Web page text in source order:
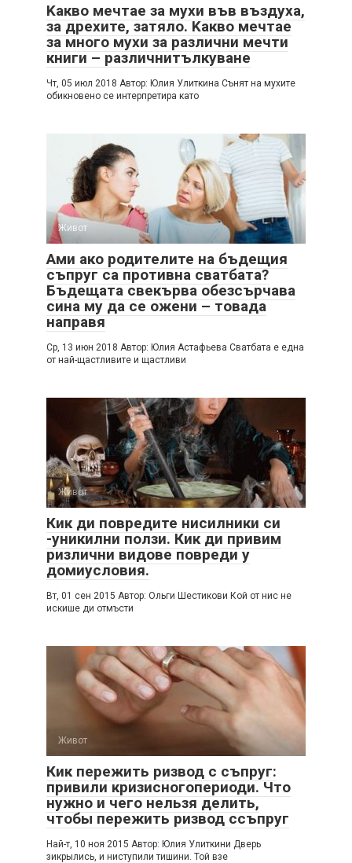
Kакво мечтае за мухи във въздуха,
за дрехите, затяло. Kакво мечтае
за много мухи за различни мечти
книги – различнитълкуване
Чт, 05 июл 2018 Автор: Юлия Улиткина Сънят на мухите
обикновено се интерпретира като
Живот
Ами ако родителите на бъдещия
съпруг са противна сватбата?
Бъдещата свекърва обезсърчава
сина му да се ожени – товада
направя
Cр, 13 июн 2018 Автор: Юлия Астафьева Cватбата е една
от най-щастливите и щастливи
Живот
Кик ди повредите нисилники си
-уникилни ползи. Кик ди привим
ризлични видове повреди у
домиусловия.
Вт, 01 сен 2015 Автор: Ольги Шестикови Кой от нис не
искише ди отмъсти
Живот
Кик пережить ризвод с съпруг:
привили кризисногопериоди. Что
нужно и чего нельзя делить,
чтобы пережить ризвод ссъпруг
Най-т, 10 ноя 2015 Автор: Юлия Улиткини Дверь
зикрылись, и ниступили тишини. Той взе